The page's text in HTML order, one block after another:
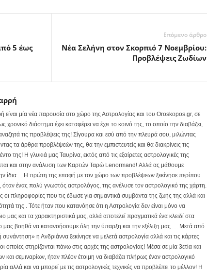
5 έως
Επόμενο άρθρο
Νέα Σελήνη στον Σκορπιό 7 Νοεμβρίου:
Προβλέψεις Ζωδίων
είναι μία νέα παρουσία στο χώρο της Αστρολογίας και του Oroskopos.gr, σε
διάστημα έχει καταφέρει να έχει το κοινό της, το οποίο την διαβάζει,
τις προβλέψεις της! Σίγουρα και εσύ από την πλευρά σου, μιλώντας
τα άρθρα προβλέψεών της, θα την εμπιστευτείς και θα διακρίνεις τις
της! Η γλυκιά μας Ταυρίνα, εκτός από τις εξαίρετες αστρολογικές της
και στην ανάλυση των Καρτών Ταρώ Lenormand! Αλλά ας μάθουμε
ίδια ... Η πρώτη της επαφή με τον χώρο των προβλέψεων ξεκίνησε περίπου
όταν ένας πολύ γνωστός αστρολόγος, της ανέλυσε τον αστρολογικό της χάρτη.
οι πληροφορίες που τις έδωσε για σημαντικά συμβάντα της ζωής της αλλά και
της . Τότε ήταν που κατανόησε ότι η Αστρολογία δεν είναι μόνο να
μας και τα χαρακτηριστικά μας, αλλά αποτελεί πραγματικά ένα κλειδί στα
μας βοηθά να κατανοήσουμε όλη την ύπαρξη και την εξέλιξη μας .... Μετά από
η Ανδριάννα ξεκίνησε να μελετά αστρολογία αλλά και τις κάρτες
οποίες στηρίζονται πάνω στις αρχές της αστρολογίας! Μέσα σε μία 3ετία και
και σεμιναρίων, ήταν πλέον έτοιμη να διαβάζει πλήρως έναν αστρολογικό
αλλά και να μπορεί με τις αστρολογικές τεχνικές να προβλέπει το μέλλον! Η